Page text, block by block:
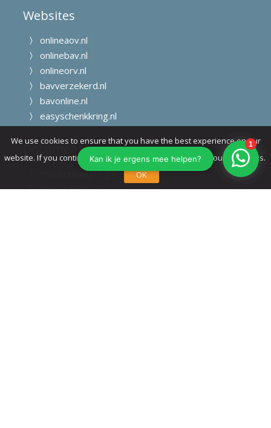
Websites
onlineaov.nl
onlinebav.nl
onlineorv.nl
bavverzekerd.nl
bavonline.nl
easyschenkkring.nl
Documenten en Links
Huishoudelijkreglement
Dienstenwijzer
We use cookies to ensure that you have the best experience on our
website. If you continue to use this site we assume that you accept this.
OK